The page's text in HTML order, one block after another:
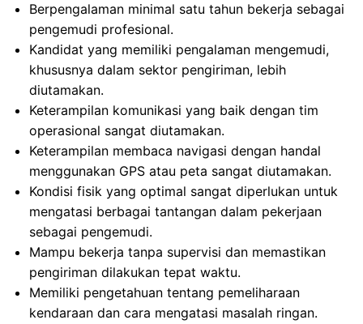
Berpengalaman minimal satu tahun bekerja sebagai
pengemudi profesional.
Kandidat yang memiliki pengalaman mengemudi,
khususnya dalam sektor pengiriman, lebih
diutamakan.
Keterampilan komunikasi yang baik dengan tim
operasional sangat diutamakan.
Keterampilan membaca navigasi dengan handal
menggunakan GPS atau peta sangat diutamakan.
Kondisi fisik yang optimal sangat diperlukan untuk
mengatasi berbagai tantangan dalam pekerjaan
sebagai pengemudi.
Mampu bekerja tanpa supervisi dan memastikan
pengiriman dilakukan tepat waktu.
Memiliki pengetahuan tentang pemeliharaan
kendaraan dan cara mengatasi masalah ringan.